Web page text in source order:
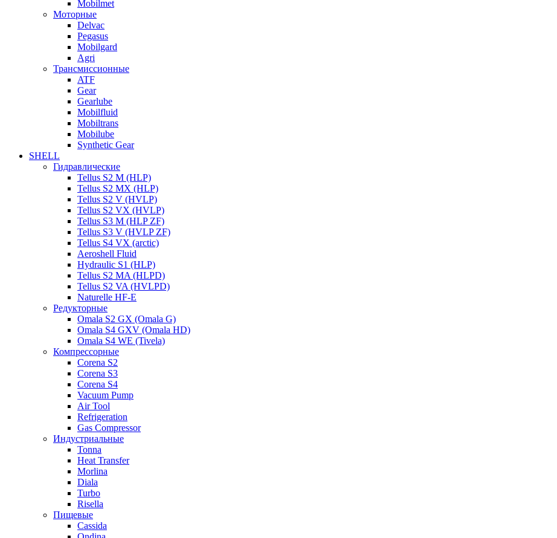
Mobilmet
Моторные
Delvac
Pegasus
Mobilgard
Agri
Трансмиссионные
ATF
Gear
Gearlube
Mobilfluid
Mobiltrans
Mobilube
Synthetic Gear
SHELL
Гидравлические
Tellus S2 M (HLP)
Tellus S2 MХ (HLP)
Tellus S2 V (HVLP)
Tellus S2 VX (HVLP)
Tellus S3 M (HLP ZF)
Tellus S3 V (HVLP ZF)
Tellus S4 VX (arctic)
Aeroshell Fluid
Hydraulic S1 (HLP)
Tellus S2 MA (HLPD)
Tellus S2 VA (HVLPD)
Naturelle HF-E
Редукторные
Omala S2 GX (Omala G)
Omala S4 GXV (Omala HD)
Omala S4 WE (Tivela)
Компрессорные
Corena S2
Corena S3
Corena S4
Vacuum Pump
Air Tool
Refrigeration
Gas Compressor
Индустриальные
Tonna
Heat Transfer
Morlina
Diala
Turbo
Risella
Пищевые
Cassida